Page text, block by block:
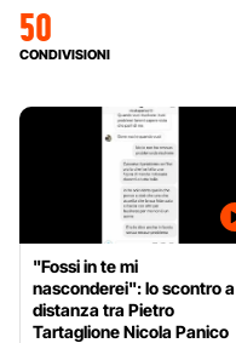
50
CONDIVISIONI
"Fossi in te mi
nasconderei": lo scontro a
distanza tra Pietro
Tartaglione Nicola Panico